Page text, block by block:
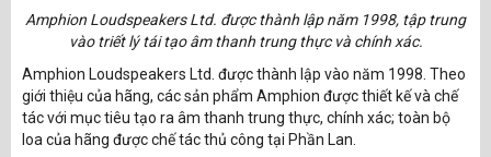
Amphion Loudspeakers Ltd. được thành lập năm 1998, tập trung
vào triết lý tái tạo âm thanh trung thực và chính xác.
Amphion Loudspeakers Ltd. được thành lập vào năm 1998. Theo
giới thiệu của hãng, các sản phẩm Amphion được thiết kế và chế
tác với mục tiêu tạo ra âm thanh trung thực, chính xác; toàn bộ
loa của hãng được chế tác thủ công tại Phần Lan.